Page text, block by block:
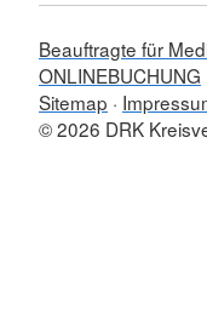
Beauftragte für
ONLINEBUCHUNG
Sitemap
© 2026 DRK